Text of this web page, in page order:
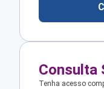
Consulta
Tenha acesso